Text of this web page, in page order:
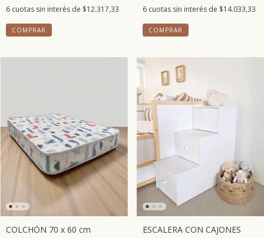
6 cuotas sin interés de $12.317,33
COMPRAR
6 cuotas sin interés de $14.033,33
COMPRAR
COLCHÓN 70 x 60 cm ESCALERA CON CAJONES